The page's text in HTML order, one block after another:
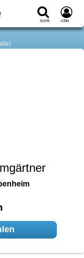
Suche Login